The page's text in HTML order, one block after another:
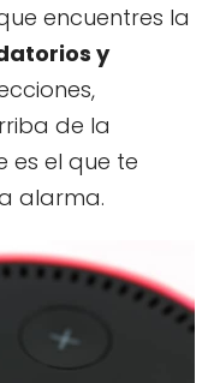
encuentres la
y
de la
es el que te
alarma.